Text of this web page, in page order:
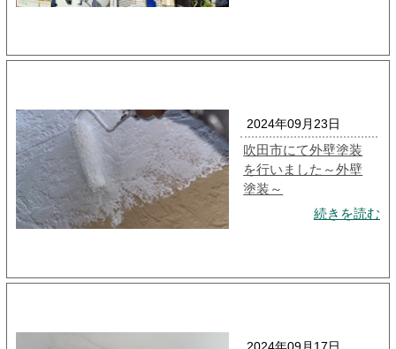
2024年09月23日
吹田市にて外壁塗装
を行いました～外壁
塗装～
続きを読む